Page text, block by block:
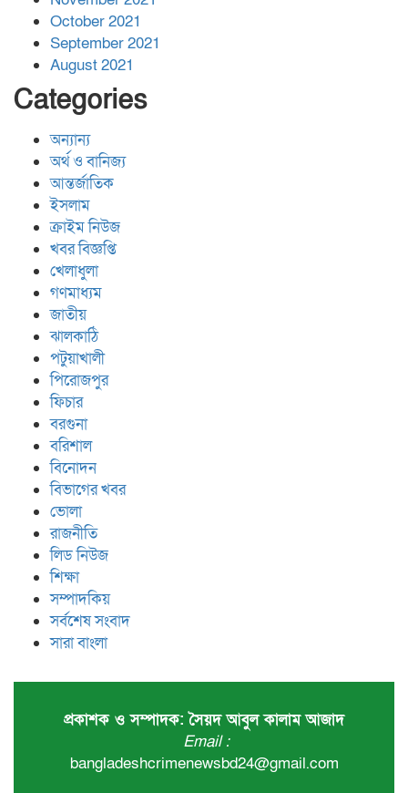
October 2021
September 2021
August 2021
Categories
অন্যান্য
অর্থ ও বানিজ্য
আন্তর্জাতিক
ইসলাম
ক্রাইম নিউজ
খবর বিজ্ঞপ্তি
খেলাধুলা
গণমাধ্যম
জাতীয়
ঝালকাঠি
পটুয়াখালী
পিরোজপুর
ফিচার
বরগুনা
বরিশাল
বিনোদন
বিভাগের খবর
ভোলা
রাজনীতি
লিড নিউজ
শিক্ষা
সম্পাদকিয়
সর্বশেষ সংবাদ
সারা বাংলা
প্রকাশক ও সম্পাদক: সৈয়দ আবুল কালাম আজাদ
Email :
bangladeshcrimenewsbd24@gmail.com